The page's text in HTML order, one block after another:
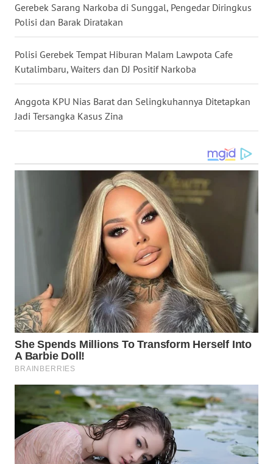
Gerebek Sarang Narkoba di Sunggal, Pengedar Diringkus
Polisi dan Barak Diratakan
Polisi Gerebek Tempat Hiburan Malam Lawpota Cafe
Kutalimbaru, Waiters dan DJ Positif Narkoba
Anggota KPU Nias Barat dan Selingkuhannya Ditetapkan
Jadi Tersangka Kasus Zina
WN
KARO
WN
SIMALUNGUN
WN
LABUHANBATU
TAPANULI
TENGAH
WN
PAKPAK
WN
KARAWANG
WN
BEKASI
WN
BOGOR